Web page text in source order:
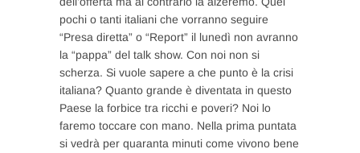
pochi o tanti italiani che vorranno seguire
“Presa diretta” o “Report” il lunedì non avranno
la “pappa” del talk show. Con noi non si
scherza. Si vuole sapere a che punto è la crisi
italiana? Quanto grande è diventata in questo
Paese la forbice tra ricchi e poveri? Noi lo
faremo toccare con mano. Nella prima puntata
si vedrà per quaranta minuti come vivono bene